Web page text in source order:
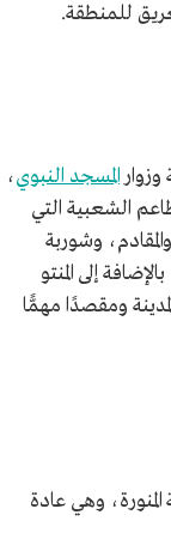
للمنطقة.
المسجد النبوي،
الشعبية التي
وشوربة
إلى المنتو
في المدينة ومقصدًا مهمًّا
وهي عادة